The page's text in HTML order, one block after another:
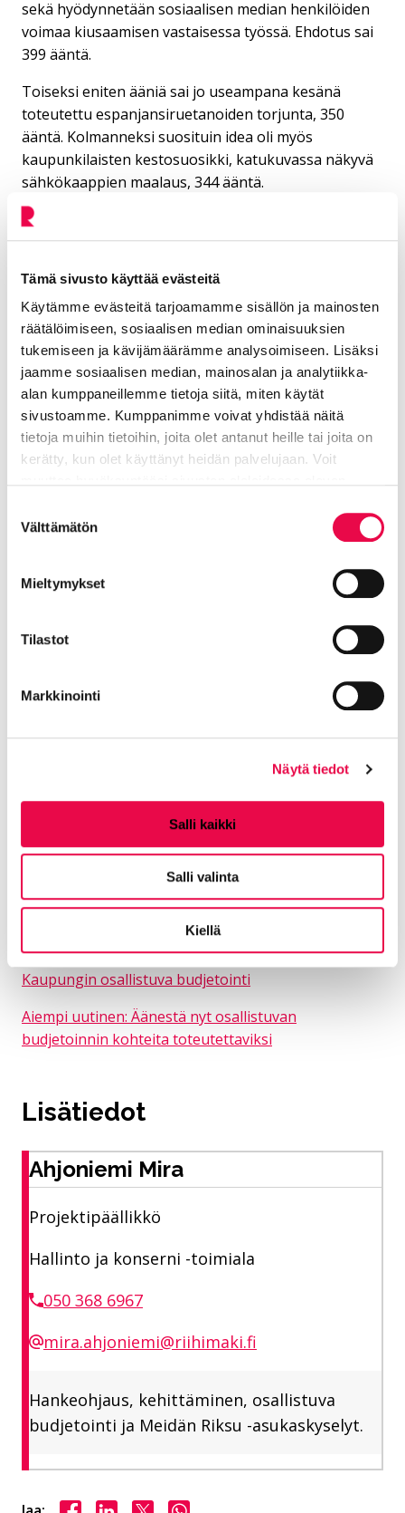
Tämä sivusto käyttää evästeitä
Käytämme evästeitä tarjoamamme sisällön ja mainosten
räätälöimiseen, sosiaalisen median ominaisuuksien
tukemiseen ja kävijämäärämme analysoimiseen. Lisäksi
jaamme sosiaalisen median, mainosalan ja analytiikka-
alan kumppaneillemme tietoja siitä, miten käytät
sivustoamme. Kumppanimme voivat yhdistää näitä
tietoja muihin tietoihin, joita olet antanut heille tai joita on
kerätty, kun olet käyttänyt heidän palvelujaan. Voit
valinta
Välttämätön
Mieltymykset
Tilastot
Markkinointi
Näytä tiedot
Salli kaikki
Salli valinta
Kiellä
sekä hyödynnetään sosiaalisen median henkilöiden
voimaa kiusaamisen vastaisessa työssä. Ehdotus sai
399 ääntä.
Toiseksi eniten ääniä sai jo useampana kesänä
toteutettu espanjansiruetanoiden torjunta, 350
ääntä. Kolmanneksi suosituin idea oli myös
kaupunkilaisten kestosuosikki, katukuvassa näkyvä
sähkökaappien maalaus, 344 ääntä.
Yli 300 ääntä keräsi myös työkalujen lainauspiste
(324 ääntä). Kirjastolle hankitaan lainattaviksi
Toteutettavat ideat olivat juuri ne, joita
kaupunkilaiset eniten äänestivät ja mitkä mahtuivat
100 000 euron kokonaisbudjettiin. 12 eniten ääniä
saanutta hanketta ovat yhteisarvoltaan 90 700
euroa, joten seuraavaksi eniten ääniä saaneita ei
voitu valita, koska budjetti olisi ylittynyt. Budjettiin
mahtui jaetulta 16. sijalta leveä matomankeli
matonpesupaikalle (143 ääntä) sekä 17. sijalta
Osallisuus osa kaupungin
päättävät ja vaikuttavat siihen, miten kaupungin
on yksi Riihimäen kaupungin strategian teemoista.
Riihimäellä osallistuvaan budjetointiin on varattu
Kaupunkilaiset voivat seurata voittaneiden
osallistumisalustalta, kaupungin verkkosivuilta ja
Voittaneiden suunnitelmien toteutus alkaa
Kaupungin osallistuva budjetointi
Aiempi uutinen: Äänestä nyt osallistuvan
budjetoinnin kohteita toteutettaviksi
Lisätiedot
Ahjoniemi Mira
Projektipäällikkö
Hallinto ja konserni -toimiala
050 368 6967
mira.ahjoniemi@riihimaki.fi
Hankeohjaus, kehittäminen, osallistuva
budjetointi ja Meidän Riksu -asukaskyselyt.
Jaa Facebookissa
Jaa LinkedInissä
Jaa X:ssäJaa WhasAppissa